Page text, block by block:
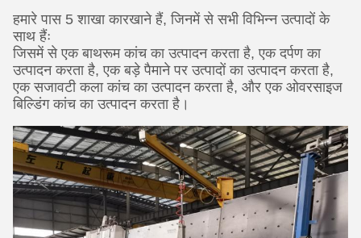
हमारे पास 5 शाखा कारखाने हैं, जिनमें से सभी विभिन्न उत्पादों के
साथ हैंः
जिसमें से एक बाथरूम कांच का उत्पादन करता है, एक दर्पण का
उत्पादन करता है, एक बड़े पैमाने पर उत्पादों का उत्पादन करता है,
एक सजावटी कला कांच का उत्पादन करता है, और एक ओवरसाइज
बिल्डिंग कांच का उत्पादन करता है।